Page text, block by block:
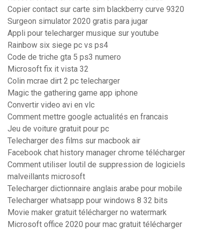
Copier contact sur carte sim blackberry curve 9320
Surgeon simulator 2020 gratis para jugar
Appli pour telecharger musique sur youtube
Rainbow six siege pc vs ps4
Code de triche gta 5 ps3 numero
Microsoft fix it vista 32
Colin mcrae dirt 2 pc telecharger
Magic the gathering game app iphone
Convertir video avi en vlc
Comment mettre google actualités en francais
Jeu de voiture gratuit pour pc
Telecharger des films sur macbook air
Facebook chat history manager chrome télécharger
Comment utiliser loutil de suppression de logiciels
malveillants microsoft
Telecharger dictionnaire anglais arabe pour mobile
Telecharger whatsapp pour windows 8 32 bits
Movie maker gratuit télécharger no watermark
Microsoft office 2020 pour mac gratuit télécharger